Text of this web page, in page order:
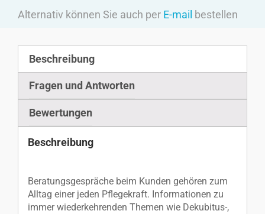
Alternativ können Sie auch per E-mail bestellen
Beschreibung
Fragen und Antworten
Bewertungen
Beschreibung
Beratungsgespräche beim Kunden gehören zum
Alltag einer jeden Pflegekraft. Informationen zu
immer wiederkehrenden Themen wie Dekubitus-,